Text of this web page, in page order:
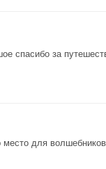
спасибо за
для